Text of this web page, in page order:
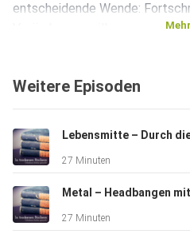
entscheidende Wende:
Existenz. Seit einiger Zeit
Entschleunigung wieder an
(Klappentext) Nach
vier Monaten Podcast-Faulheit
aufgerafft,
Manfred Kochs
Mehr
Weitere Episoden
27 Minuten
Metal – Headbangen
27 Minuten